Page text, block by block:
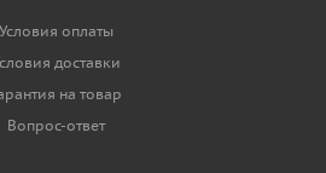
Условия оплаты
доставки
на товар
Вопрос-ответ